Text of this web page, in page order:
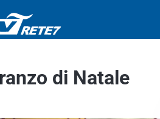
di Natale